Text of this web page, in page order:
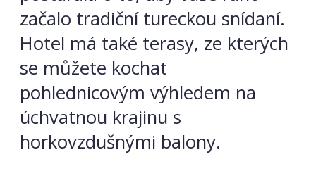
začalo tradiční tureckou snídaní.
Hotel má také terasy, ze kterých
se můžete kochat
pohlednicovým výhledem na
úchvatnou krajinu s
horkovzdušnými balony.